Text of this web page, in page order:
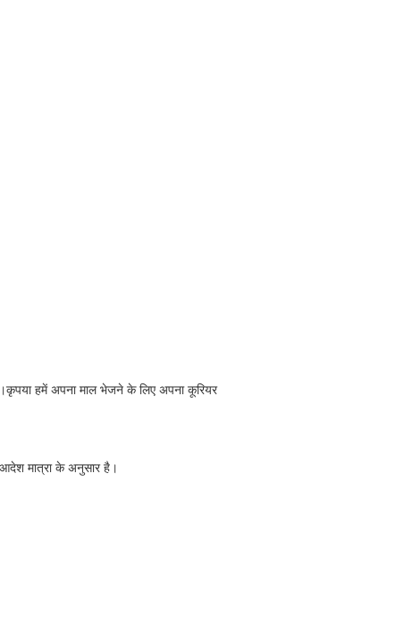
हमें अपना माल भेजने के लिए अपना कूरियर
मात्रा के अनुसार है।